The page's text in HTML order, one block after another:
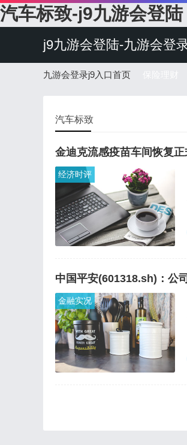
汽车标致-j9九游会登陆
j9九游会登陆-九游会登
九游会登录j9入口首页
汽车标致
金迪克流感疫苗车间恢复
经济时评
中国平安(601318.sh)：公
金融实况